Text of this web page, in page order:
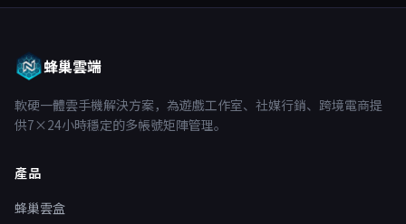
蜂巢雲端
軟硬一體雲手機解決方案，為遊戲工作室、社媒行銷、跨境電商提
供7×24小時穩定的多帳號矩陣管理。
產品
蜂巢雲盒